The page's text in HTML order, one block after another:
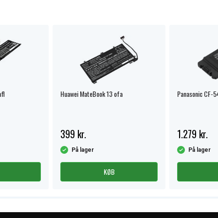
Huawei MateBook 13 ofa
399 kr.
På lager
KØB
Panasonic CF-
1.279 kr.
På lager